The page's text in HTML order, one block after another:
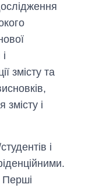
змісту та
і
і
Перші